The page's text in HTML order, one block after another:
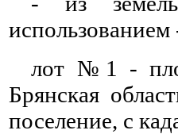
использованием
лот №1 -
Брянская
поселение, с